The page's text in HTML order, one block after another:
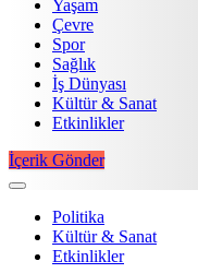
Yaşam
Çevre
Spor
Sağlık
İş Dünyası
Kültür & Sanat
Etkinlikler
İçerik Gönder
Politika
Kültür & Sanat
Etkinlikler